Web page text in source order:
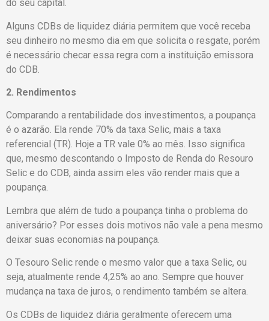
do seu capital.
Alguns CDBs de liquidez diária permitem que você receba
seu dinheiro no mesmo dia em que solicita o resgate, porém
é necessário checar essa regra com a instituição emissora
do CDB.
2. Rendimentos
Comparando a rentabilidade dos investimentos, a poupança
é o azarão. Ela rende 70% da taxa Selic, mais a taxa
referencial (TR). Hoje a TR vale 0% ao mês. Isso significa
que, mesmo descontando o Imposto de Renda do Resouro
Selic e do CDB, ainda assim eles vão render mais que a
poupança.
Lembra que além de tudo a poupança tinha o problema do
aniversário? Por esses dois motivos não vale a pena mesmo
deixar suas economias na poupança.
O Tesouro Selic rende o mesmo valor que a taxa Selic, ou
seja, atualmente rende 4,25% ao ano. Sempre que houver
mudança na taxa de juros, o rendimento também se altera.
Os CDBs de liquidez diária geralmente oferecem uma